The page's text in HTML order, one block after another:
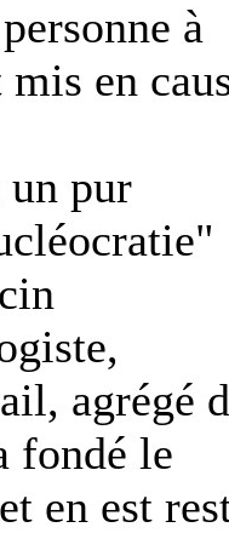
à
en
pur
agrégé
fondé le
en est